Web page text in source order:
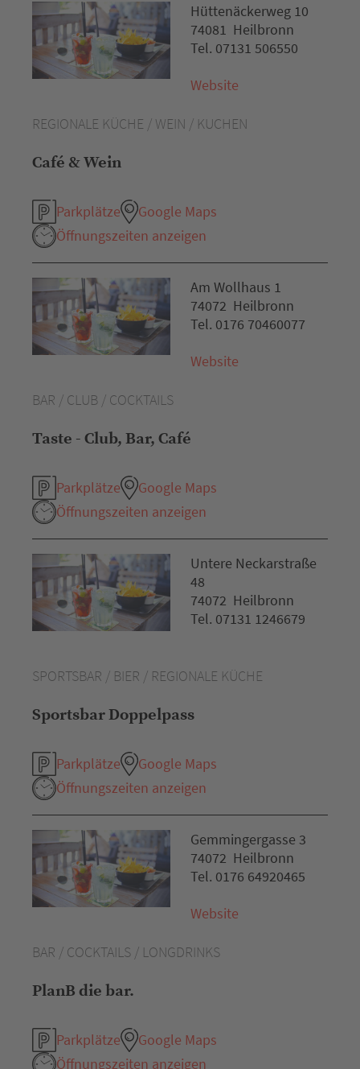
REGIONALE KÜCHE / WEIN / KUCHEN
Café & Wein
Parkplätze
Google Maps
Öffnungszeiten anzeigen
Hüttenäckerweg 10
74081 Heilbronn
Tel. 07131 506550
Website
BAR / CLUB / COCKTAILS
Taste - Club, Bar, Café
Parkplätze
Google Maps
Öffnungszeiten anzeigen
Am Wollhaus 1
74072 Heilbronn
Tel. 0176 70460077
Website
SPORTSBAR / BIER / REGIONALE KÜCHE
Sportsbar Doppelpass
Parkplätze
Google Maps
Öffnungszeiten anzeigen
Untere Neckarstraße
48
74072 Heilbronn
Tel. 07131 1246679
BAR / COCKTAILS / LONGDRINKS
PlanB die bar.
Parkplätze
Google Maps
Öffnungszeiten anzeigen
Gemmingergasse 3
74072 Heilbronn
Tel. 0176 64920465
Website